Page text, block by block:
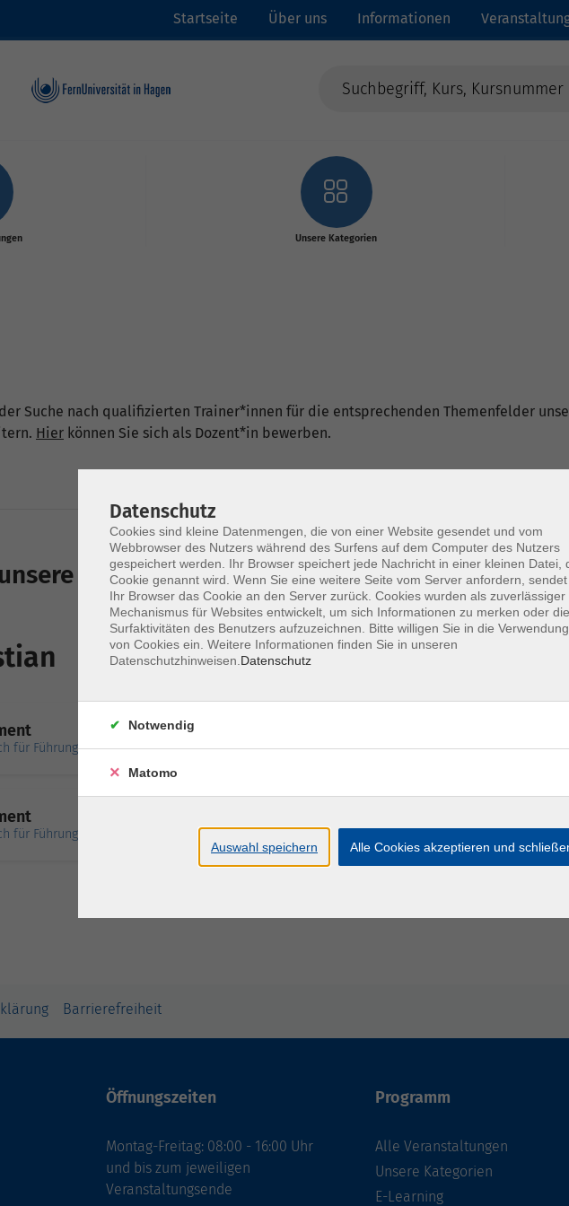
Startseite Über uns Informationen
Unsere Kategorien
Suche nach qualifizierten Trainer*innen für die entsprechenden Themenfelder
Hier können Sie sich als Dozent*in bewerben.
Dozent*innen
für Führungskräfte in HAW, Kunst-/Musikhochschulen
Mi.
Herdecke
für Führungskräfte in Universitäten
Di.
Barrierefreiheit
Öffnungszeiten
Montag-Freitag: 08:00 - 16:00 Uhr
und bis zum jeweiligen
Veranstaltungsende
Programm
Alle Veranstaltungen
Unsere Kategorien
E-Learning
Datenschutz
Cookies sind kleine Datenmengen, die von einer Website gesendet und vom
Webbrowser des Nutzers während des Surfens auf dem Computer des Nutzers
gespeichert werden. Ihr Browser speichert jede Nachricht in einer kleinen Datei,
Cookie genannt wird. Wenn Sie eine weitere Seite vom Server anfordern, sendet
Ihr Browser das Cookie an den Server zurück. Cookies wurden als zuverlässiger
Mechanismus für Websites entwickelt, um sich Informationen zu merken oder die
Surfaktivitäten des Benutzers aufzuzeichnen. Bitte willigen Sie in die Verwendung
von Cookies ein. Weitere Informationen finden Sie in unseren
Datenschutzhinweisen. Datenschutz
Notwendig
Matomo
Auswahl speichern Alle Cookies akzeptieren und